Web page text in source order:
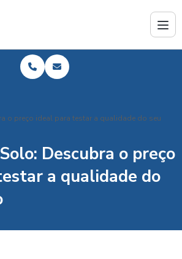
o preço ideal para testar a qualidade do seu
Descubra o preço
a qualidade do